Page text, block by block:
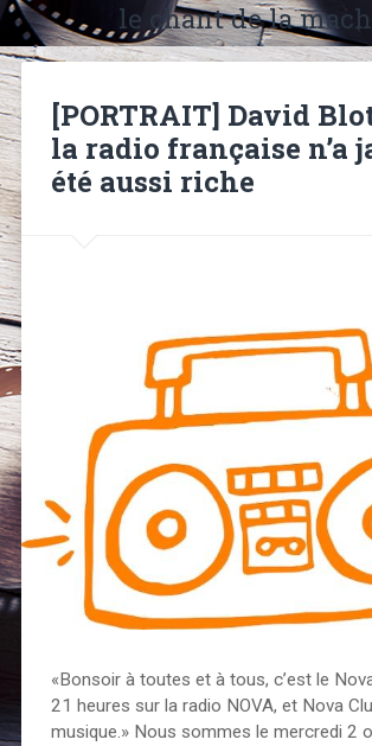
le chant de la
[PORTRAIT] David
la radio française n’a
été aussi riche
«Bonsoir à toutes et à tous, c’est le
21 heures sur la radio NOVA, et Nova
musique.» Nous sommes le mercredi 2